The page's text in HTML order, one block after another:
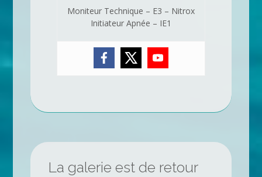
Moniteur Technique – E3 – Nitrox
Initiateur Apnée – IE1
La galerie est de retour